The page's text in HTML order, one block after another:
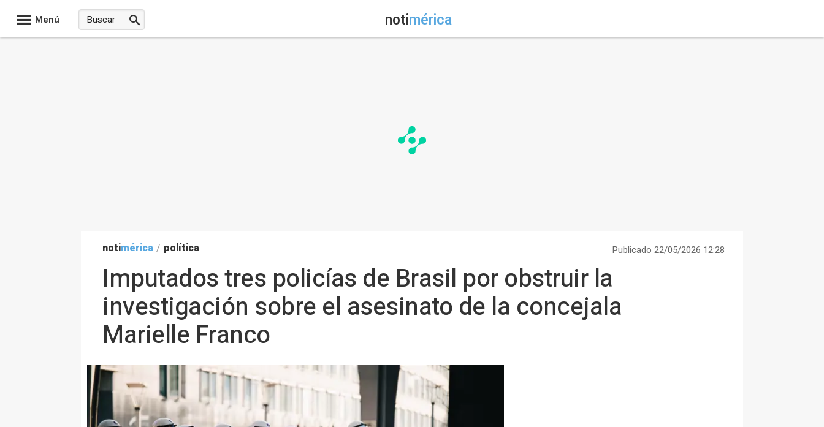
Menú notimérica
notimérica / política Publicado 22/05/2026 12:28
Imputados tres policías de Brasil por obstruir la
investigación sobre el asesinato de la concejala
Marielle Franco